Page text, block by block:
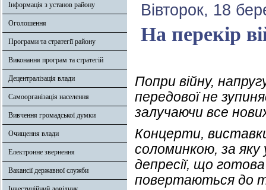
Інформація з установ району
Оголошення
Програми та стратегії району
Виконання програм та стратегій
Децентралізація влади
Самоорганізація населення
Вивчення громадської думки
Очищення влади
Електронне звернення
Вакансії державної служби
Вівторок, 18
На перекір
Попри війну,
передової не
залучаючи все
Концерти,
соломинкою, за яку
депресії, що
повертаються до